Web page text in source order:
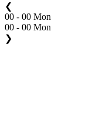
❮
00 - 00 Mon
00 - 00 Mon
❯